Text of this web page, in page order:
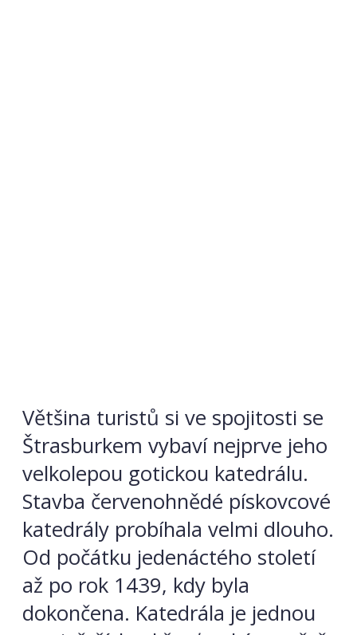
Většina turistů si ve spojitosti se
Štrasburkem vybaví nejprve jeho
velkolepou gotickou katedrálu.
Stavba červenohnědé pískovcové
katedrály probíhala velmi dlouho.
Od počátku jedenáctého století
až po rok 1439, kdy byla
dokončena. Katedrála je jednou